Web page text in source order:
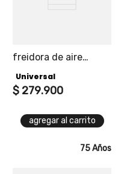
freidora de aire
Universal
$ 279.900
agregar al carrito
75 Años